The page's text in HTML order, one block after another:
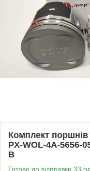
Комплект
PX-WOL-4A-5656-
В
Готово до відправки 33 од.